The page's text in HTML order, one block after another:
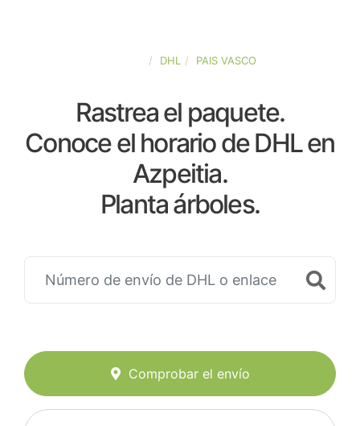
DHL PAIS VASCO
Rastrea el paquete.
Conoce el horario de DHL en
Azpeitia.
Planta árboles.
Comprobar el envío